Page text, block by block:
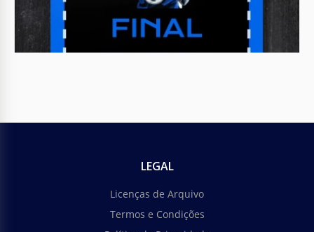
Calendários
2021 Grande Calendário Imprimível
Folhetos de Futebol
Carregar mais
LEGAL
Licenças de Arquivo
Termos e Condições